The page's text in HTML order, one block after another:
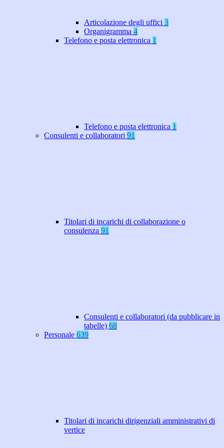
Articolazione degli uffici 3
Organigramma 4
Telefono e posta elettronica 1
Telefono e posta elettronica 1
Consulenti e collaboratori 91
Titolari di incarichi di collaborazione o
consulenza 91
Consulenti e collaboratori (da pubblicare in
tabelle) 68
Personale 639
Titolari di incarichi dirigenziali amministrativi di
vertice